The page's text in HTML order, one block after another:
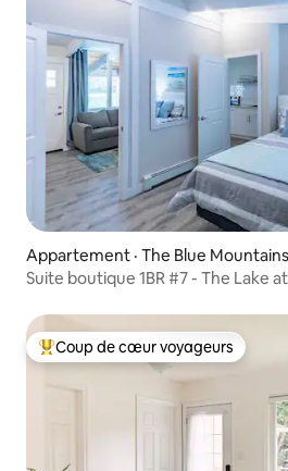
Appartement · The Blue Mountains
Suite boutique 1BR #7 - The Lake
Coup de cœur voyageurs parmi les
Coup de cœur voyageurs